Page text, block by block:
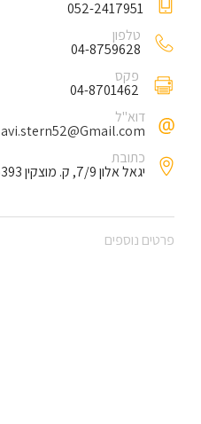
052-2417951
טלפון
04-8759628
פקס
04-8701462
דוא"ל
avi.stern52@Gmail.com
כתובת
יגאל אלון 7/9, ק. מוצקין 26393
פרטים נוספים